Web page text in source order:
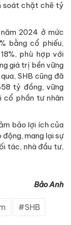
soát chặt chẽ tỷ
2024 ở mức
bằng cổ phiếu,
phù hợp với
giá trị bền vững
SHB cũng đã
tỷ đồng, vững
cổ phần tư nhân
bảo lợi ích của
mang lại sự
tác, nhà đầu tư,
Bảo Anh
SHB